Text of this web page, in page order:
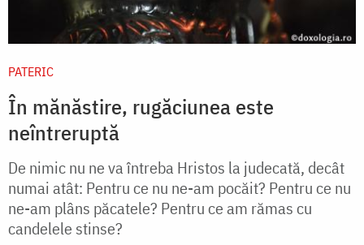
PATERIC
În mănăstire, rugăciunea este
neîntreruptă
De nimic nu ne va întreba Hristos la judecată, decât
numai atât: Pentru ce nu ne-am pocăit? Pentru ce nu
ne-am plâns păcatele? Pentru ce am rămas cu
candelele stinse?